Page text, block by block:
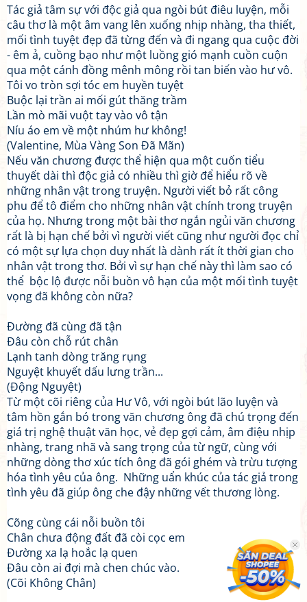
Tác giả tâm sự với độc giả qua ngòi bút điêu luyện, mỗi
câu thơ là một âm vang lên xuống nhịp nhàng, tha thiết,
mối tình tuyệt đẹp đã từng đến và đi ngang qua cuộc đời
- êm ả, cuồng bạo như một luồng gió mạnh cuồn cuộn
qua một cánh đồng mênh mông rồi tan biến vào hư vô.
Tôi vo tròn sợi tóc em huyền tuyệt
Buộc lại trần ai mối gút thăng trầm
Lần mò mãi vuột tay vào vô tận
Níu áo em về một nhúm hư không!
(Valentine, Mùa Vàng Son Đã Mãn)
Nếu văn chương được thể hiện qua một cuốn tiểu
thuyết dài thì độc giả có nhiều thì giờ để hiểu rõ về
những nhân vật trong truyện. Người viết bỏ rất công
phu để tô điểm cho những nhân vật chính trong truyện
của họ. Nhưng trong một bài thơ ngắn ngủi văn chương
rất là bị hạn chế bởi vì người viết cũng như người đọc chỉ
có một sự lựa chọn duy nhất là dành rất ít thời gian cho
nhân vật trong thơ. Bởi vì sự hạn chế này thì làm sao có
thể bộc lộ được nỗi buồn vô hạn của một mối tình tuyệt
vọng đã không còn nữa?
Đường đã cùng đã tận
Đâu còn chỗ rút chân
Lạnh tanh dòng trăng rụng
Nguyệt khuyết dấu lưng trần...
(Động Nguyệt)
Từ một cõi riêng của Hư Vô, với ngòi bút lão luyện và
tâm hồn gắn bó trong văn chương ông đã chú trọng đến
giá trị nghệ thuật văn học, vẻ đẹp gợi cảm, âm điệu nhịp
nhàng, trang nhã và sang trọng của từ ngữ, cùng với
những dòng thơ xúc tích ông đã gói ghém và trừu tượng
hóa tình yêu của ông. Những uẩn khúc của tác giả trong
tình yêu đã giúp ông che đậy những vết thương lòng.
Cõng cùng cái nỗi buồn tôi
Chân chưa động đất đã còi cọc em
Đường xa lạ hoắc lạ quen
Đâu còn ai đợi mà chen chúc vào.
(Cõi Không Chân)